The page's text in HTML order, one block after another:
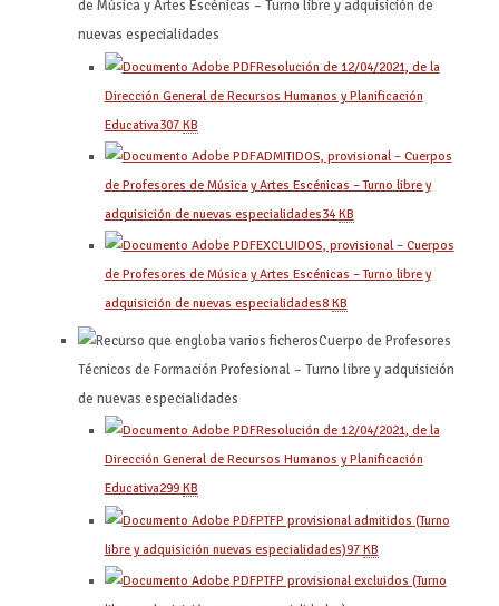
de Música y Artes Escénicas – Turno libre y adquisición de
nuevas especialidades
Resolución de 12/04/2021, de la
Dirección General de Recursos Humanos y Planificación
Educativa307 KB
ADMITIDOS, provisional – Cuerpos
de Profesores de Música y Artes Escénicas – Turno libre y
adquisición de nuevas especialidades34KB
EXCLUIDOS, provisional – Cuerpos
de Profesores de Música y Artes Escénicas – Turno libre y
adquisición de nuevas especialidades8 KB
Cuerpo de Profesores
Técnicos de Formación Profesional – Turno libre y adquisición
de nuevas especialidades
Resolución de 12/04/2021, de la
Dirección General de Recursos Humanos y Planificación
Educativa299 KB
PTFP provisional admitidos (Turno
libre y adquisición nuevas especialidades)97 KB
PTFP provisional excluidos (Turno